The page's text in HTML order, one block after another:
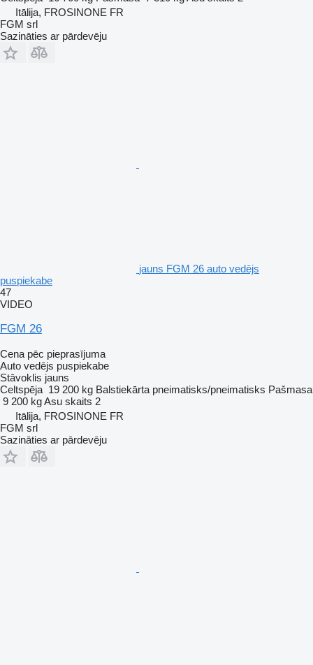
Itālija, FROSINONE FR
FGM srl
Sazināties ar pārdevēju
jauns FGM 26 auto vedējs
puspiekabe
47
VIDEO
FGM 26
Cena pēc pieprasījuma
Auto vedējs puspiekabe
Stāvoklis jauns
Celtspēja 19 200 kg Balstiekārta pneimatisks/pneimatisks Pašmasa
9 200 kgAsu skaits 2
Itālija, FROSINONE FR
FGM srl
Sazināties ar pārdevēju